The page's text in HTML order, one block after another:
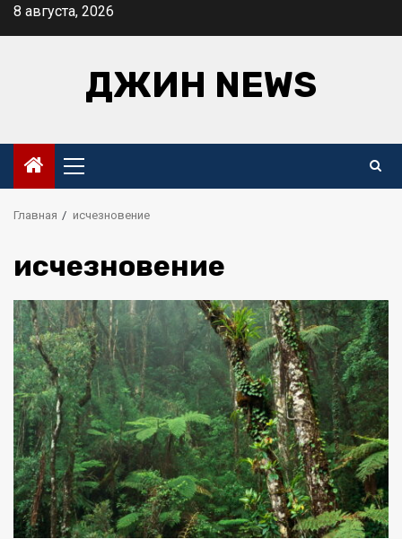
Перейти
8 августа, 2026
ДЖИН NEWS
Основное
меню
Главная исчезновение
исчезновение